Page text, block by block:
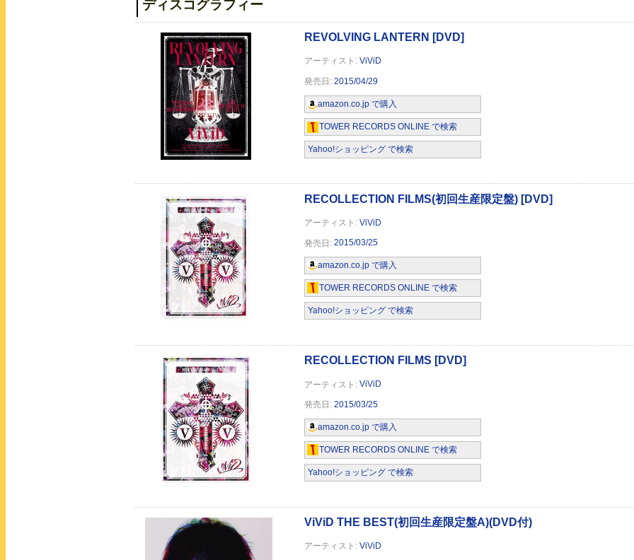
ディスコグラフィー
ViViD
2015/04/29
amazon.co.jp で購入
TOWER RECORDS ONLINE で検索
Yahoo!ショッピング で検索
ViViD
2015/03/25
amazon.co.jp で購入
TOWER RECORDS ONLINE で検索
Yahoo!ショッピング で検索
ViViD
2015/03/25
amazon.co.jp で購入
TOWER RECORDS ONLINE で検索
Yahoo!ショッピング で検索
ViViD THE BEST(初回生産限定盤A)(DVD付)
ViViD
ViViD THE BEST(初回生産限定盤B)
ViViD THE BEST
Thank you for all / From the beginning(初回生産限定盤A)(DVD付)
Thank you for all / From the beginning(初回生産限定盤B)(DVD付)